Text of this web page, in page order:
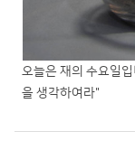
오늘은 재의 수요일
을 생각하여라"